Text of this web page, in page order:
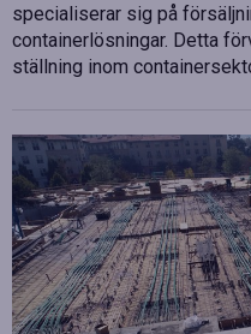
specialiserar sig på
containerlösningar. Detta
ställning inom